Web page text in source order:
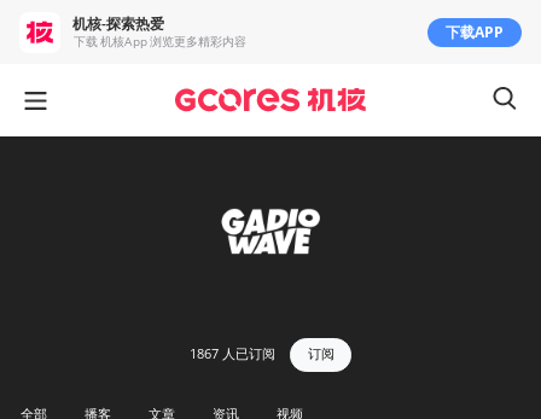
1867 人已订阅 订阅
全部 播客 文章 资讯 视频
机核-探索热爱
下载 机核App 浏览更多精彩内容 下载APP